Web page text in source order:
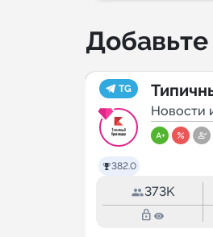
TG
382.0
Новости
373K
lock_outline